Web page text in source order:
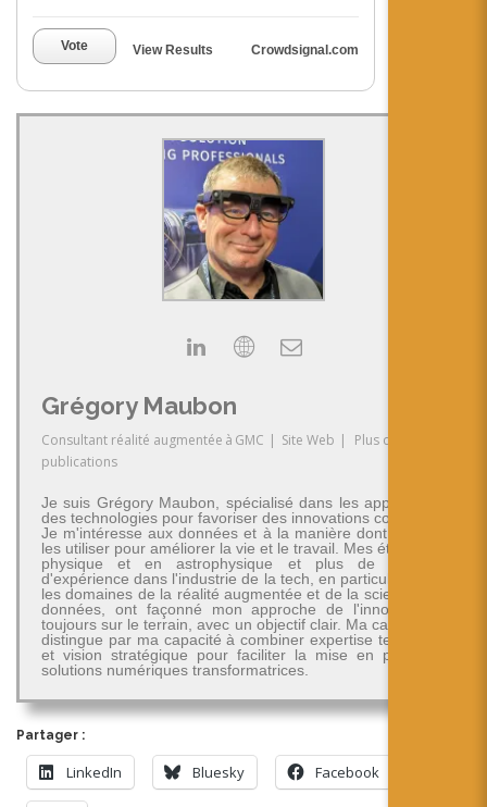
Vote View Results Crowdsignal.com
Grégory Maubon
Consultant réalité augmentée à GMC | Site Web |
Plus de
publications
Je suis Grégory Maubon, spécialisé dans les applications
des technologies pour favoriser des innovations concrètes.
Je m'intéresse aux données et à la manière dont on peut
les utiliser pour améliorer la vie et le travail. Mes études en
physique et en astrophysique et plus de 30 ans
d'expérience dans l'industrie de la tech, en particulier dans
les domaines de la réalité augmentée et de la science des
données, ont façonné mon approche de l'innovation -
toujours sur le terrain, avec un objectif clair. Ma carrière se
distingue par ma capacité à combiner expertise technique
et vision stratégique pour faciliter la mise en place de
solutions numériques transformatrices.
Partager :
LinkedIn Bluesky Facebook